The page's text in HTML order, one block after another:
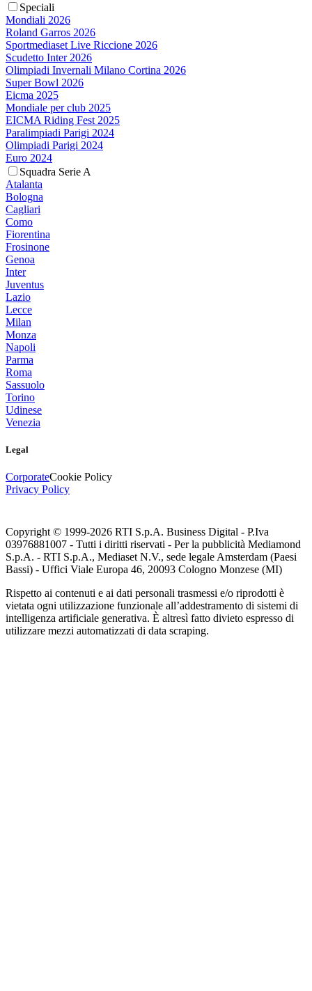
Speciali
Mondiali 2026
Roland Garros 2026
Sportmediaset Live Riccione 2026
Scudetto Inter 2026
Olimpiadi Invernali Milano Cortina 2026
Super Bowl 2026
Eicma 2025
Mondiale per club 2025
EICMA Riding Fest 2025
Paralimpiadi Parigi 2024
Olimpiadi Parigi 2024
Euro 2024
Squadra Serie A
Atalanta
Bologna
Cagliari
Como
Fiorentina
Frosinone
Genoa
Inter
Juventus
Lazio
Lecce
Milan
Monza
Napoli
Parma
Roma
Sassuolo
Torino
Udinese
Venezia
Legal
CorporateCookie Policy
Privacy Policy
Copyright © 1999-2026 RTI S.p.A. Business Digital - P.Iva
03976881007 - Tutti i diritti riservati - Per la pubblicità Mediamond
S.p.A. - RTI S.p.A., Mediaset N.V., sede legale Amsterdam (Paesi
Bassi) - Uffici Viale Europa 46, 20093 Cologno Monzese (MI)
Rispetto ai contenuti e ai dati personali trasmessi e/o riprodotti è
vietata ogni utilizzazione funzionale all’addestramento di sistemi di
intelligenza artificiale generativa. È altresì fatto divieto espresso di
utilizzare mezzi automatizzati di data scraping.